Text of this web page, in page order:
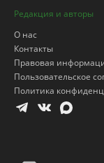
Редакция и авторы
О нас
Контакты
Правовая
Пользовательское
Политика